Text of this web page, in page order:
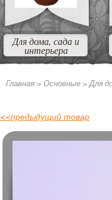
Для дома, сада и
интерьера
Главная > Основные >Для
<<предыдущий товар